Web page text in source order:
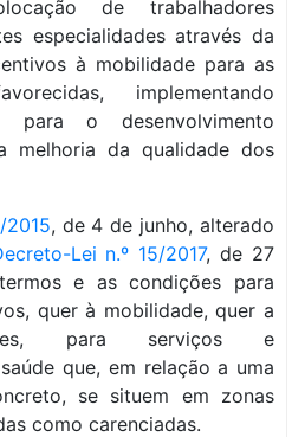
de trabalhadores
especialidades através da
à mobilidade para as
implementando
para o desenvolvimento
melhoria da qualidade dos
2015, de 4 de junho, alterado
Lei n.º 15/2017, de 27
e as condições para
quer à mobilidade, quer a
para serviços e
que, em relação a uma
se situem em zonas
como carenciadas.